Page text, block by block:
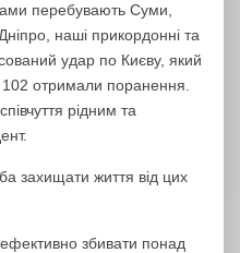
перебувають Суми,
наші прикордонні та
удар по Києву, який
отримали поранення.
рідним та
захищати життя від цих
збивати понад